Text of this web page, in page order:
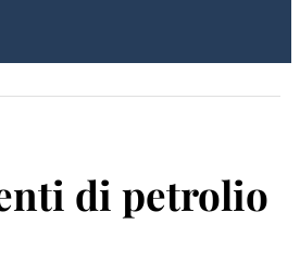
di petrolio